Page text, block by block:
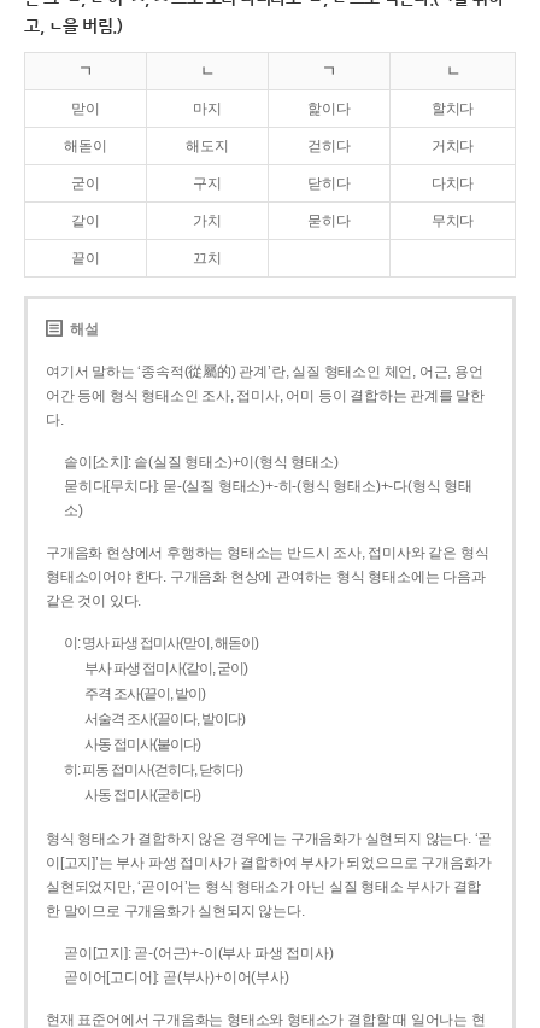
고, ㄴ을 버림.)
ㄱ ㄴ ㄱ ㄴ
맏이 마지 핥이다 할치다
해돋이 해도지 걷히다 거치다
굳이 구지 닫히다 다치다
같이 가치 묻히다 무치다
끝이 끄치
해설
여기서 말하는 ‘종속적(從屬的) 관계’란, 실질 형태소인 체언, 어근, 용언
어간 등에 형식 형태소인 조사, 접미사, 어미 등이 결합하는 관계를 말한
다.
솥이[소치]: 솥(실질 형태소)+이(형식 형태소)
묻히다[무치다]: 묻­-(실질 형태소)+­-히­-(형식 형태소)+-다(형식 형태
소)
구개음화 현상에서 후행하는 형태소는 반드시 조사, 접미사와 같은 형식
형태소이어야 한다. 구개음화 현상에 관여하는 형식 형태소에는 다음과
같은 것이 있다.
이: 명사 파생 접미사(맏이, 해돋이)
부사 파생 접미사(같이, 굳이)
주격 조사(끝이, 밭이)
서술격 조사(끝이다, 밭이다)
사동 접미사(붙이다)
히: 피동 접미사(걷히다, 닫히다)
사동 접미사(굳히다)
형식 형태소가 결합하지 않은 경우에는 구개음화가 실현되지 않는다. ‘곧
이[고지]’는 부사 파생 접미사가 결합하여 부사가 되었으므로 구개음화가
실현되었지만, ‘곧이어’는 형식 형태소가 아닌 실질 형태소 부사가 결합
한 말이므로 구개음화가 실현되지 않는다.
곧이[고지]: 곧-­(어근)+­-이(부사 파생 접미사)
곧이어[고디어]: 곧(부사)+이어(부사)
현재 표준어에서 구개음화는 형태소와 형태소가 결합할 때 일어나는 현